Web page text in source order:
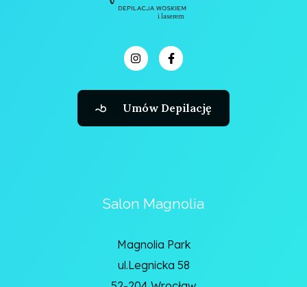
Umów Depilację
Salon Magnolia
Magnolia Park
ul.Legnicka 58